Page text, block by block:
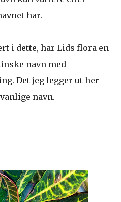
har.
i dette, har Lids flora en
navn med
Det jeg legger ut her
navn.